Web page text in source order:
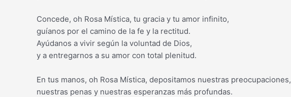
Concede, oh Rosa Mística, tu gracia y tu amor infinito,
guíanos por el camino de la fe y la rectitud.
Ayúdanos a vivir según la voluntad de Dios,
y a entregarnos a su amor con total plenitud.
En tus manos, oh Rosa Mística, depositamos nuestras preocupaciones,
nuestras penas y nuestras esperanzas más profundas.